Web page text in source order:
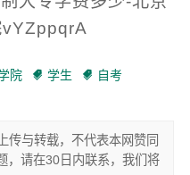
vYZppqrA
院 学生
自考
传与转载，不代表本网赞同
，请在30日内联系，我们将